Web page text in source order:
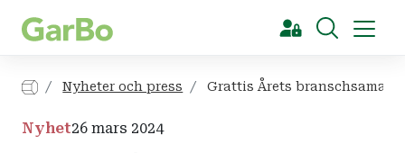
[Sök]
Nyheter och press Grattis Årets
Nyhet26 mars 2024